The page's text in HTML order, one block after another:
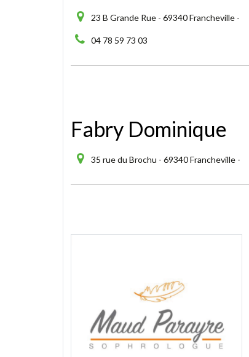
23 B Grande Rue - 69340 Francheville -
04 78 59 73 03
Fabry Dominique
35 rue du Brochu - 69340 Francheville -